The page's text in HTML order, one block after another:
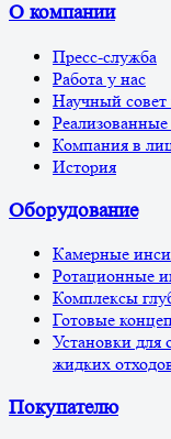
О компании
Пресс-служба
Работа у нас
Научный
Компания в
История
Оборудование
Камерные
Ротационные
Комплексы
Готовые
Установки для
жидких
Покупателю